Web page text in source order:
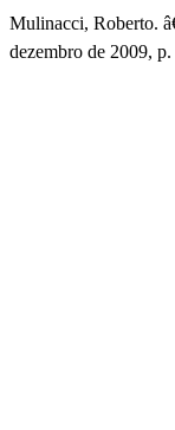
Mulinacci, Roberto.
dezembro de 2009,